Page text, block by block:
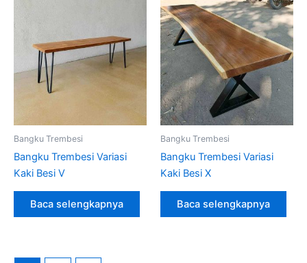
Bangku Trembesi
Bangku Trembesi Variasi
Kaki Besi V
Baca selengkapnya
Bangku Trembesi
Bangku Trembesi Variasi
Kaki Besi X
Baca selengkapnya